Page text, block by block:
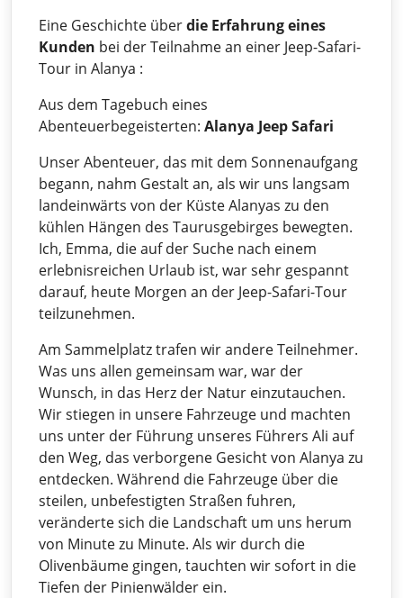
Eine Geschichte überdie Erfahrung eines
Kunden bei der Teilnahme an einer Jeep-Safari-
Tour in Alanya :
Aus dem Tagebuch eines
Abenteuerbegeisterten: Alanya Jeep Safari
Unser Abenteuer, das mit dem Sonnenaufgang
begann, nahm Gestalt an, als wir uns langsam
landeinwärts von der Küste Alanyas zu den
kühlen Hängen des Taurusgebirges bewegten.
Ich, Emma, ​​​​die auf der Suche nach einem
erlebnisreichen Urlaub ist, war sehr gespannt
darauf, heute Morgen an der Jeep-Safari-Tour
teilzunehmen.
Am Sammelplatz trafen wir andere Teilnehmer.
Was uns allen gemeinsam war, war der
Wunsch, in das Herz der Natur einzutauchen.
Wir stiegen in unsere Fahrzeuge und machten
uns unter der Führung unseres Führers Ali auf
den Weg, das verborgene Gesicht von Alanya zu
entdecken. Während die Fahrzeuge über die
steilen, unbefestigten Straßen fuhren,
veränderte sich die Landschaft um uns herum
von Minute zu Minute. Als wir durch die
Olivenbäume gingen, tauchten wir sofort in die
Tiefen der Pinienwälder ein.